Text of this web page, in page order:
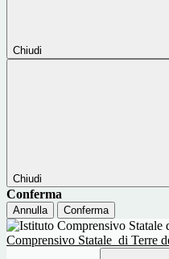
Chiudi
Chiudi
Conferma
Annulla Conferma
Comprensivo Statale di Terre